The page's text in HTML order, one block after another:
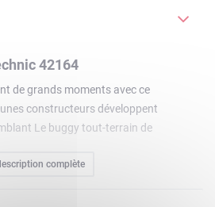
42164
de grands moments avec ce
constructeurs développent
Le buggy tout-terrain de
détails réalistes inspirés d'un
complète